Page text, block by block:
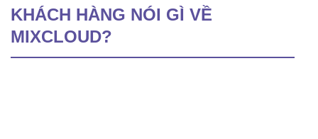
KHÁCH HÀNG NÓI GÌ VỀ
MIXCLOUD?